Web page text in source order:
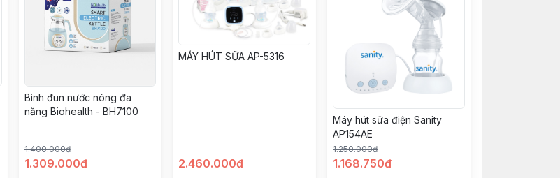
Bình đun nước nóng đa
năng Biohealth - BH7100
1.400.000đ
1.309.000đ
MÁY HÚT SỮA AP-5316
2.460.000đ
Máy hút sữa điện Sanity
AP154AE
1.250.000đ
1.168.750đ